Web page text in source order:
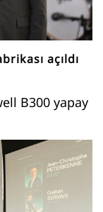
açıldı
B300 yapay